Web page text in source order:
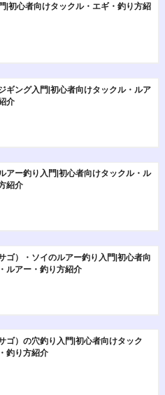
|初心者向けタックル・エギ・釣り方紹
ギング入門|初心者向けタックル・ルア
介
アー釣り入門|初心者向けタックル・ル
紹介
ゴ）・ソイのルアー釣り入門|初心者向
ルアー・釣り方紹介
ゴ）の穴釣り入門|初心者向けタック
釣り方紹介